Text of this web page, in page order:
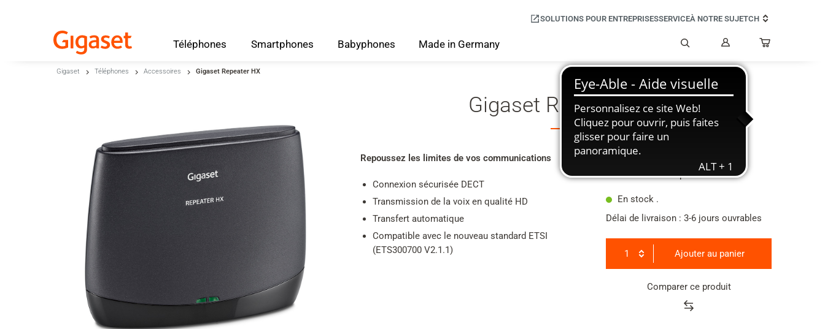
Skip to main content
Skip to Cookie Configuration
Customer Account
SOLUTIONS POUR ENTREPRISESSERVICEÀ NOTRE SUJETCH
Recherchercompte
Téléphones Smartphones Babyphones Made in Germany
Gigaset Téléphones Accessoires Gigaset Repeater HX
Gigaset Repeater HX
CHF 179.00
Toutes taxes comprises
En stock .
Délai de livraison : 3-6 jours ouvrables
1 Ajouter au panier
Comparer ce produit
Repoussez les limites de vos communications
Connexion sécurisée DECT
Transmission de la voix en qualité HD
Transfert automatique
Compatible avec le nouveau standard ETSI
(ETS300700 V2.1.1)